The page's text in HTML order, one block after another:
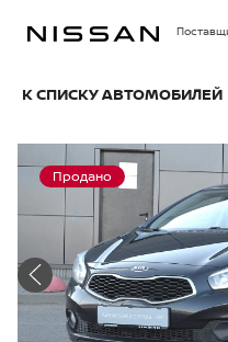
К СПИСКУ АВТОМОБИЛЕЙ
Продано